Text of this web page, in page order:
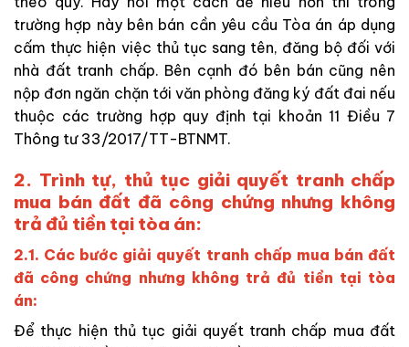
trường hợp này bên bán cần yêu cầu Tòa án áp dụng
cấm thực hiện việc thủ tục sang tên, đăng bộ đối với
nhà đất tranh chấp. Bên cạnh đó bên bán cũng nên
nộp đơn ngăn chặn tới văn phòng đăng ký đất đai nếu
thuộc các trường hợp quy định tại khoản 11 Điều 7
Thông tư 33/2017/TT-BTNMT.
2. Trình tự, thủ tục giải quyết tranh chấp
mua bán đất đã công chứng nhưng không
trả đủ tiền tại tòa án:
2.1. Các bước giải quyết tranh chấp mua bán đất
đã công chứng nhưng không trả đủ tiền tại tòa
án:
Để thực hiện thủ tục giải quyết tranh chấp mua đất